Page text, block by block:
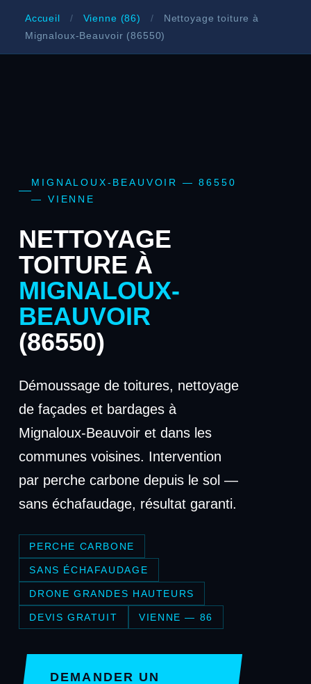
Accueil / Vienne (86) /
Nettoyage toiture à
Mignaloux-Beauvoir (86550)
MIGNALOUX-BEAUVOIR — 86550
— VIENNE
NETTOYAGE
TOITURE À
MIGNALOUX-
BEAUVOIR
(86550)
Démoussage de toitures, nettoyage
de façades et bardages à
Mignaloux-Beauvoir et dans les
communes voisines. Intervention
par perche carbone depuis le sol —
sans échafaudage, résultat garanti.
PERCHE CARBONE
SANS ÉCHAFAUDAGE
DRONE GRANDES HAUTEURS
DEVIS GRATUIT VIENNE — 86
DEMANDER UN